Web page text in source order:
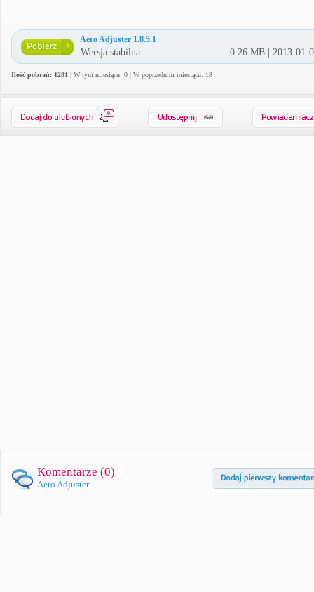
Aero Adjuster 1.8.5.1
Wersja stabilna 0.26 MB | 2013-01-
Ilość pobrań: 1281 | W tym miesiącu: 0 | W poprzednim miesiącu: 18
0
Komentarze (0)
Aero Adjuster